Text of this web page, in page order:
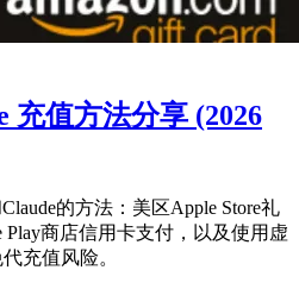
充值方法分享 (2026
的方法：美区Apple Store礼
商店信用卡支付，以及使用虚
充值风险。